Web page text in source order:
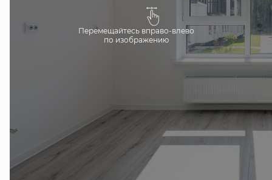
Перемещайтесь вправо-влево
по изображению